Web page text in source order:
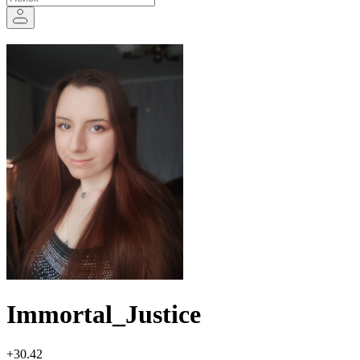
Immortal_Justice
+30.42